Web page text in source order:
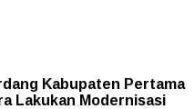
Kabupaten Pertama
Lakukan Modernisasi